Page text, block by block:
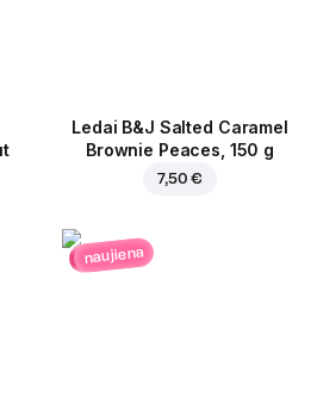
Ledai B&J Salted Caramel
Brownie Peaces, 150 g
7,50 €
naujiena